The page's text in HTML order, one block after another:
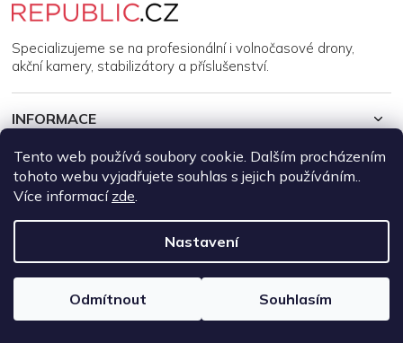
Tento web používá soubory cookie. Dalším procházením
tohoto webu vyjadřujete souhlas s jejich používáním..
Více informací zde.
Nastavení
Odmítnout Souhlasím
Specializujeme se na profesionální i volnočasové drony,
akční kamery, stabilizátory a příslušenství.
INFORMACE
MŮJ ÚČET
Copyright 2026DroneRepublic.cz. Všechna práva vyhrazena.
Upravit nastavení cookies